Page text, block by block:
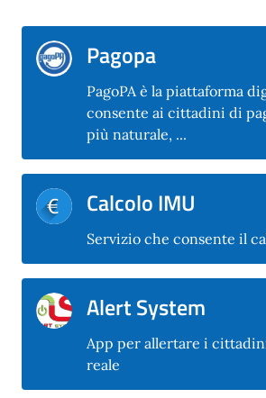
Pagopa
PagoPA è la piattaforma
consente ai cittadini di
più naturale, ...
Calcolo IMU
Servizio che consente il
Alert System
App per allertare i
reale